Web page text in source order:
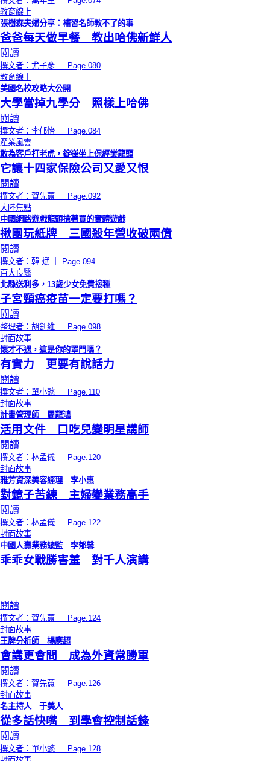
教育線上
張樹森夫婦分享：補習名師教不了的事
爸爸每天做早餐 教出哈佛新鮮人
閱讀
撰文者：尤子彥 ｜ Page.080
教育線上
美國名校攻略大公開
大學當掉九學分 照樣上哈佛
閱讀
撰文者：李郁怡 ｜ Page.084
產業風雲
敢為客戶打老虎，錠嵂坐上保經業龍頭
它讓十四家保險公司又愛又恨
閱讀
撰文者：賀先蕙 ｜ Page.092
大陸焦點
中國網路遊戲龍頭搶著買的實體遊戲
揪團玩紙牌 三國殺年營收破兩億
閱讀
撰文者：韓 斌 ｜ Page.094
百大良醫
北縣送利多，13歲少女免費接種
子宮頸癌疫苗一定要打嗎？
閱讀
整理者：胡釗維 ｜ Page.098
封面故事
懷才不遇，這是你的罩門嗎？
有實力 更要有說話力
閱讀
撰文者：單小懿 ｜ Page.110
封面故事
計畫管理師 周龍鴻
活用文件 口吃兒變明星講師
閱讀
撰文者：林孟儀 ｜ Page.120
封面故事
雅芳資深美容經理 李小惠
對鏡子苦練 主婦變業務高手
閱讀
撰文者：林孟儀 ｜ Page.122
封面故事
中國人壽業務總監 李郁馨
乖乖女戰勝害羞 對千人演講
閱讀
撰文者：賀先蕙 ｜ Page.124
封面故事
王牌分析師 楊應超
會講更會問 成為外資常勝軍
閱讀
撰文者：賀先蕙 ｜ Page.126
封面故事
名主持人 于美人
從多話快嘴 到學會控制話鋒
閱讀
撰文者：單小懿 ｜ Page.128